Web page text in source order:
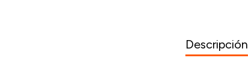
Descripción